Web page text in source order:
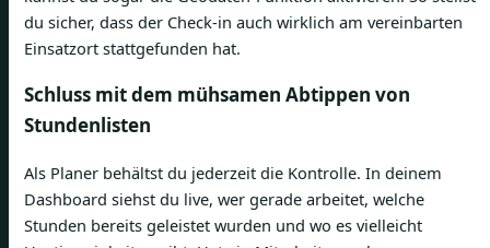
du sicher, dass der Check-in auch wirklich am vereinbarten
Einsatzort stattgefunden hat.
Schluss mit dem mühsamen Abtippen von
Stundenlisten
Als Planer behältst du jederzeit die Kontrolle. In deinem
Dashboard siehst du live, wer gerade arbeitet, welche
Stunden bereits geleistet wurden und wo es vielleicht